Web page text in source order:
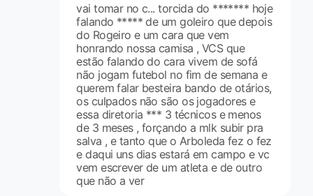
vai tomar no c... torcida do ******* hoje
falando ***** de um goleiro que depois
do Rogeiro e um cara que vem
honrando nossa camisa , VCS que
estão falando do cara vivem de sofá
não jogam futebol no fim de semana e
querem falar besteira bando de otários,
os culpados não são os jogadores e
essa diretoria *** 3 técnicos e menos
de 3 meses , forçando a mlk subir pra
salva , e tanto que o Arboleda fez o fez
e daqui uns dias estará em campo e vc
vem escrever de um atleta e de outro
que não a ver